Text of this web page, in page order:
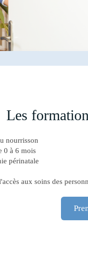
Les
nourrisson
0 à 6 mois
périnatale
aux soins des